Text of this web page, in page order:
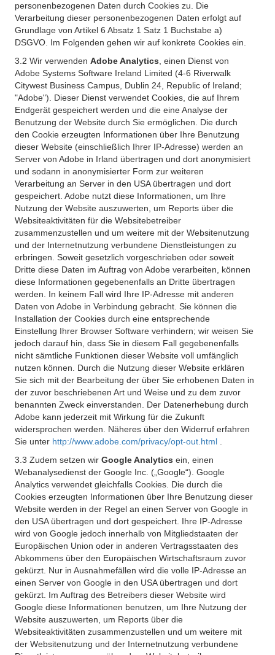
personenbezogenen Daten durch Cookies zu. Die
Verarbeitung dieser personenbezogenen Daten erfolgt auf
Grundlage von Artikel 6 Absatz 1 Satz 1 Buchstabe a)
DSGVO. Im Folgenden gehen wir auf konkrete Cookies ein.
3.2 Wir verwenden Adobe Analytics , einen Dienst von
Adobe Systems Software Ireland Limited (4-6 Riverwalk
Citywest Business Campus, Dublin 24, Republic of Ireland;
"Adobe"). Dieser Dienst verwendet Cookies, die auf Ihrem
Endgerät gespeichert werden und die eine Analyse der
Benutzung der Website durch Sie ermöglichen. Die durch
den Cookie erzeugten Informationen über Ihre Benutzung
dieser Website (einschließlich Ihrer IP-Adresse) werden an
Server von Adobe in Irland übertragen und dort anonymisiert
und sodann in anonymisierter Form zur weiteren
Verarbeitung an Server in den USA übertragen und dort
gespeichert. Adobe nutzt diese Informationen, um Ihre
Nutzung der Website auszuwerten, um Reports über die
Websiteaktivitäten für die Websitebetreiber
zusammenzustellen und um weitere mit der Websitenutzung
und der Internetnutzung verbundene Dienstleistungen zu
erbringen. Soweit gesetzlich vorgeschrieben oder soweit
Dritte diese Daten im Auftrag von Adobe verarbeiten, können
diese Informationen gegebenenfalls an Dritte übertragen
werden. In keinem Fall wird Ihre IP-Adresse mit anderen
Daten von Adobe in Verbindung gebracht. Sie können die
Installation der Cookies durch eine entsprechende
Einstellung Ihrer Browser Software verhindern; wir weisen Sie
jedoch darauf hin, dass Sie in diesem Fall gegebenenfalls
nicht sämtliche Funktionen dieser Website voll umfänglich
nutzen können. Durch die Nutzung dieser Website erklären
Sie sich mit der Bearbeitung der über Sie erhobenen Daten in
der zuvor beschriebenen Art und Weise und zu dem zuvor
benannten Zweck einverstanden. Der Datenerhebung durch
Adobe kann jederzeit mit Wirkung für die Zukunft
widersprochen werden. Näheres über den Widerruf erfahren
Sie unter http://www.adobe.com/privacy/opt-out.html
3.3 Zudem setzen wir Google Analytics ein, einen
Webanalysedienst der Google Inc. („Google“). Google
Analytics verwendet gleichfalls Cookies. Die durch die
Cookies erzeugten Informationen über Ihre Benutzung dieser
Website werden in der Regel an einen Server von Google in
den USA übertragen und dort gespeichert. Ihre IP-Adresse
wird von Google jedoch innerhalb von Mitgliedstaaten der
Europäischen Union oder in anderen Vertragsstaaten des
Abkommens über den Europäischen Wirtschaftsraum zuvor
gekürzt. Nur in Ausnahmefällen wird die volle IP-Adresse an
einen Server von Google in den USA übertragen und dort
gekürzt. Im Auftrag des Betreibers dieser Website wird
Google diese Informationen benutzen, um Ihre Nutzung der
Website auszuwerten, um Reports über die
Websiteaktivitäten zusammenzustellen und um weitere mit
der Websitenutzung und der Internetnutzung verbundene